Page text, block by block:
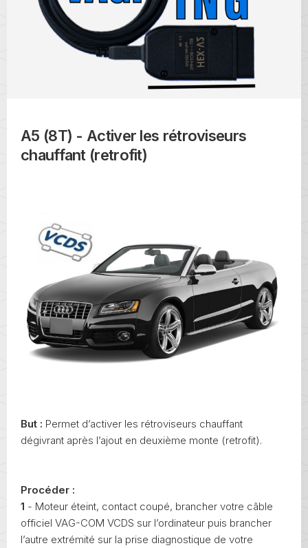
A5 (8T) - Activer les rétroviseurs
chauffant (retrofit)
But : Permet d’activer les rétroviseurs chauffant
dégivrant après l’ajout en deuxième monte (retrofit).
Procéder :
1 - Moteur éteint, contact coupé, brancher votre câble
officiel VAG-COM VCDS sur l’ordinateur puis brancher
l’autre extrémité sur la prise diagnostique de votre